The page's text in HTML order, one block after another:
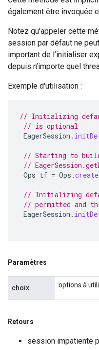
également être invoquée
Notez qu'appeler cette
session par défaut ne
important de l’initialiser
depuis n’importe quel
Exemple d'utilisation :
// Initializing
// is optional
EagerSession .
// Starting to
//
Ops tf = Ops .create
// Initializing
// permitted and
EagerSession .
Paramètres
choix options à
Retours
session impatiente